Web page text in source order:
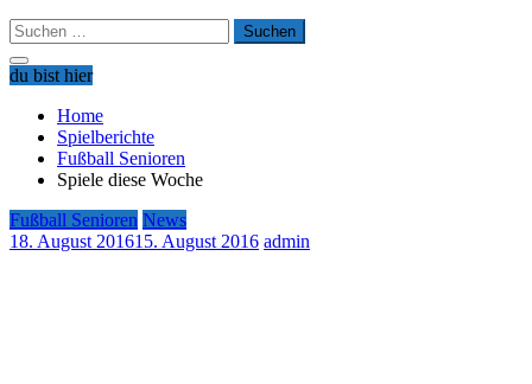
Suchen
nach:
du bist hier
Home
Spielberichte
Fußball Senioren
Spiele diese Woche
Fußball Senioren News
18. August 201615. August 2016 admin